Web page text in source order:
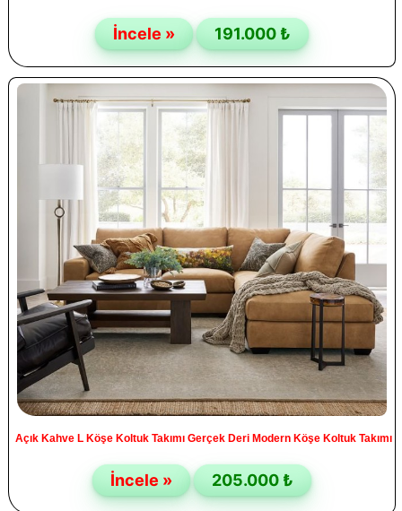
İncele » 191.000 ₺
Açık Kahve L Köşe Koltuk Takımı Gerçek Deri Modern Köşe Koltuk Takımı
İncele » 205.000 ₺